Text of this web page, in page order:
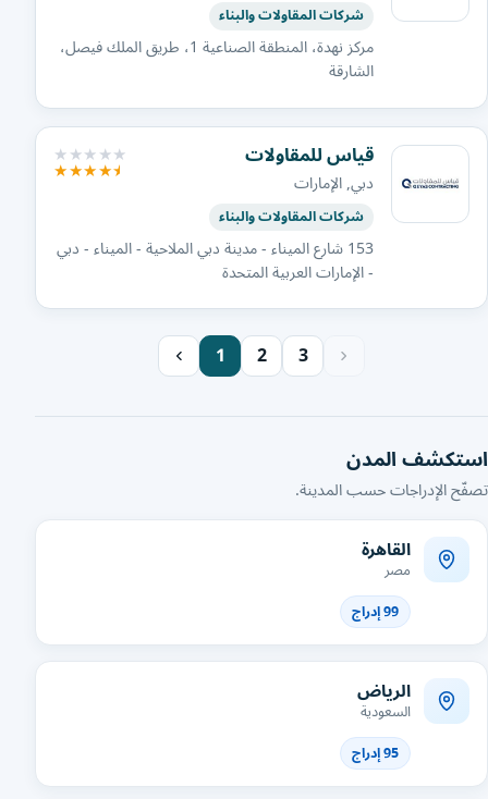
شركات المقاولات والبناء
مركز نهدة، المنطقة الصناعية 1، طريق الملك فيصل،
الشارقة
قياس للمقاولات
دبي, الإمارات
شركات المقاولات والبناء
153 شارع الميناء - مدينة دبي الملاحية - الميناء - دبي
- الإمارات العربية المتحدة
1 2 3
استكشف المدن
تصفّح الإدراجات حسب المدينة.
القاهرة
مصر
99 إدراج
الرياض
السعودية
95 إدراج